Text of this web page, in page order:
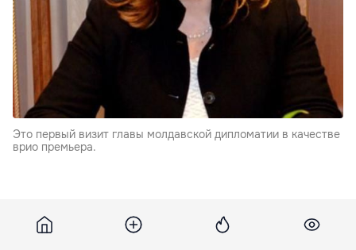
Это первый визит главы молдавской дипломатии в качестве
врио премьера.
европейскими чиновниками и руководителями